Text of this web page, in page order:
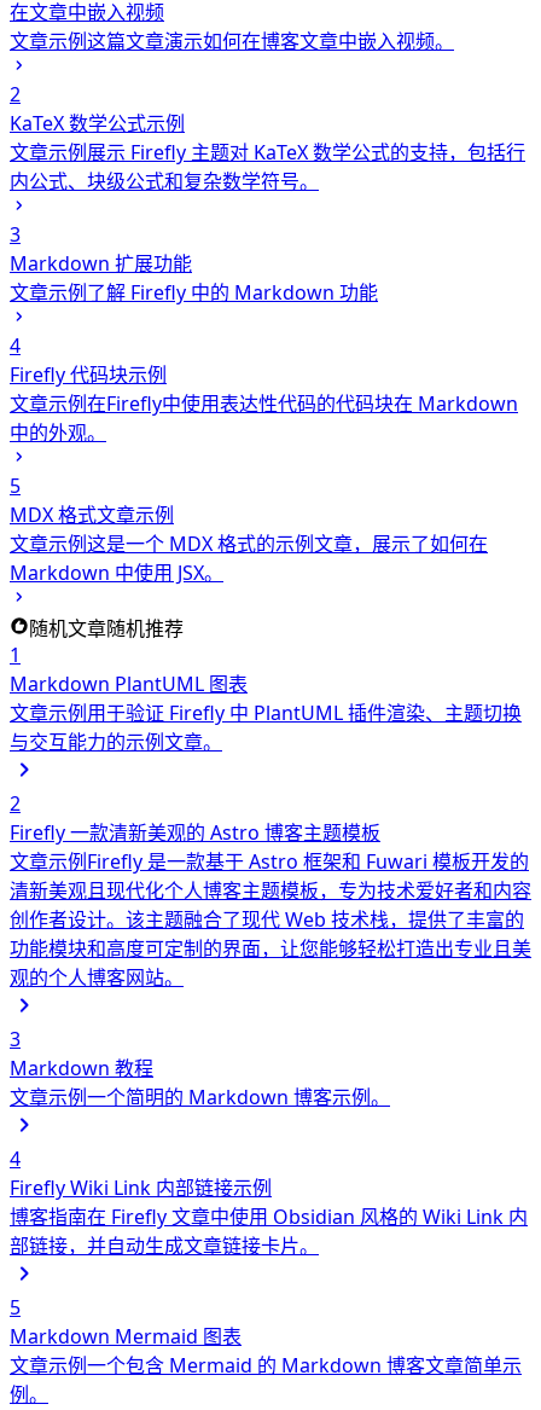
在文章中嵌入视频
文章示例这篇文章演示如何在博客文章中嵌入视频。
2
KaTeX 数学公式示例
文章示例展示 Firefly 主题对 KaTeX 数学公式的支持，包括行
内公式、块级公式和复杂数学符号。
3
Markdown 扩展功能
文章示例了解 Firefly 中的 Markdown 功能
4
Firefly 代码块示例
文章示例在Firefly中使用表达性代码的代码块在 Markdown
中的外观。
5
MDX 格式文章示例
文章示例这是一个 MDX 格式的示例文章，展示了如何在
Markdown 中使用 JSX。
随机文章随机推荐
1
Markdown PlantUML 图表
文章示例用于验证 Firefly 中 PlantUML 插件渲染、主题切换
与交互能力的示例文章。
2
Firefly 一款清新美观的 Astro 博客主题模板
文章示例Firefly 是一款基于 Astro 框架和 Fuwari 模板开发的
清新美观且现代化个人博客主题模板，专为技术爱好者和内容
创作者设计。该主题融合了现代 Web 技术栈，提供了丰富的
功能模块和高度可定制的界面，让您能够轻松打造出专业且美
观的个人博客网站。
3
Markdown 教程
文章示例一个简明的 Markdown 博客示例。
4
Firefly Wiki Link 内部链接示例
博客指南在 Firefly 文章中使用 Obsidian 风格的 Wiki Link 内
部链接，并自动生成文章链接卡片。
5
Markdown Mermaid 图表
文章示例一个包含 Mermaid 的 Markdown 博客文章简单示
例。